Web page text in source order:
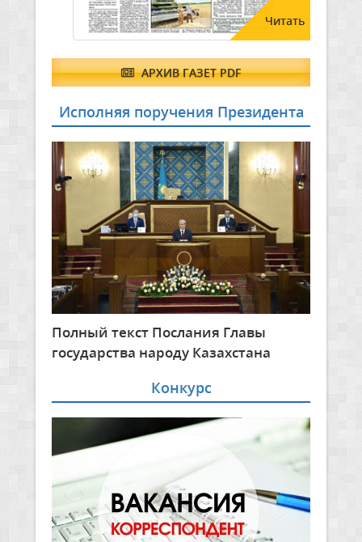
Читать
АРХИВ ГАЗЕТ PDF
Исполняя поручения Президента
Полный текст Послания Главы
государства народу Казахстана
Конкурс